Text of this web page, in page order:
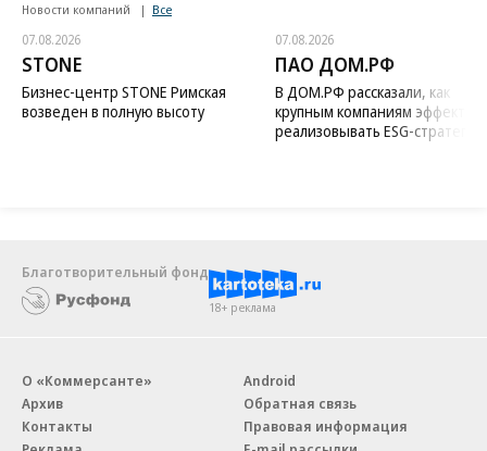
Новости компаний Все
07.08.2026
STONE
Бизнес-центр STONE Римская
возведен в полную высоту
07.08.2026
ПАО ДОМ.РФ
В ДОМ.РФ рассказали, как
крупным компаниям
реализовывать ESG-стратегию
Благотворительный фонд
18+ реклама
О «Коммерсанте»
Архив
Контакты
Android
Обратная связь
Правовая информация